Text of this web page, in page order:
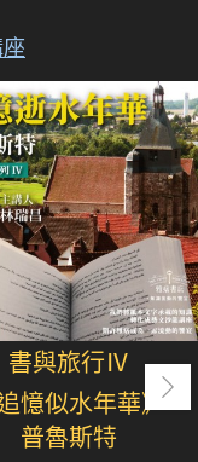
書與旅行Ⅳ
追憶似水年華》
普魯斯特